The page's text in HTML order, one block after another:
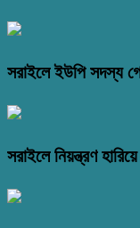
সরাইলে ইউপি সদস্য
সরাইলে নিয়ন্ত্রণ